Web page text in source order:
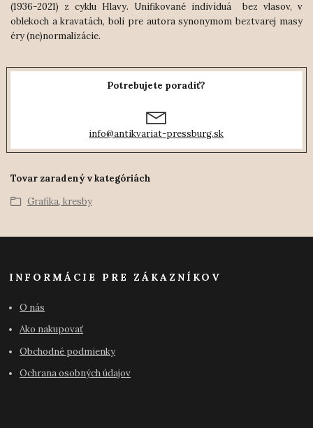
(1936-2021) z cyklu Hlavy. Unifikované indivíduá bez vlasov, v
oblekoch a kravatách, boli pre autora synonymom beztvarej masy
éry (ne)normalizácie.
Potrebujete poradiť?
info@antikvariat-pressburg.sk
Tovar zaradený v kategóriách
Grafika, kresby
INFORMÁCIE PRE ZÁKAZNÍKOV
O nás
Ako nakupovať
Obchodné podmienky
Ochrana osobných údajov